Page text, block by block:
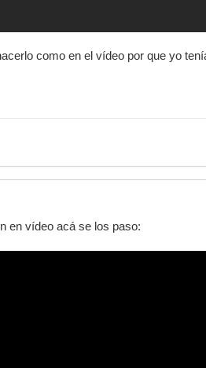
como en el vídeo por que yo
en vídeo acá se los paso: